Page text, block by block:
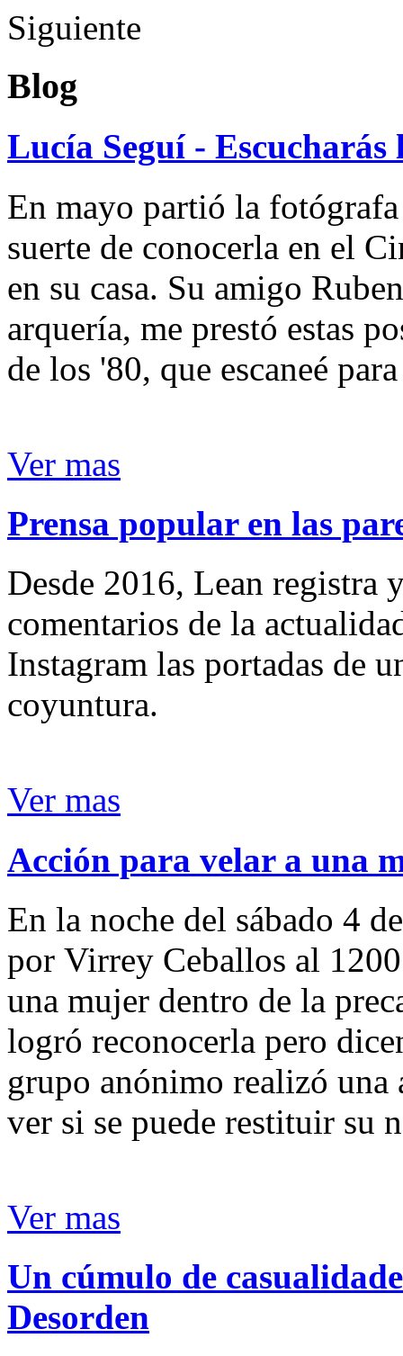
Siguiente
Blog
Lucía Seguí - Escucharás
En mayo partió la
suerte de conocerla en el
en su casa. Su amigo
arquería, me prestó estas
de los '80, que escaneé
Ver mas
Prensa popular en las
Desde 2016, Lean registra
comentarios de la
Instagram las portadas de
coyuntura.
Ver mas
Acción para velar a una
En la noche del sábado 4
por Virrey Ceballos al
una mujer dentro de la
logró reconocerla pero
grupo anónimo realizó
ver si se puede restituir su
Ver mas
Un cúmulo de
Desorden